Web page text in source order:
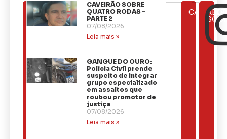
ÚLTIMAS
NOTÍCIAS
CAVEIRÃO SOBRE
QUATRO RODAS –
PARTE 2
07/08/2026
Leia mais »
GANGUE DO OURO:
Polícia Civil prende
suspeito de integrar
grupo especializado
em assaltos que
roubou promotor de
justiça
07/08/2026
Leia mais »